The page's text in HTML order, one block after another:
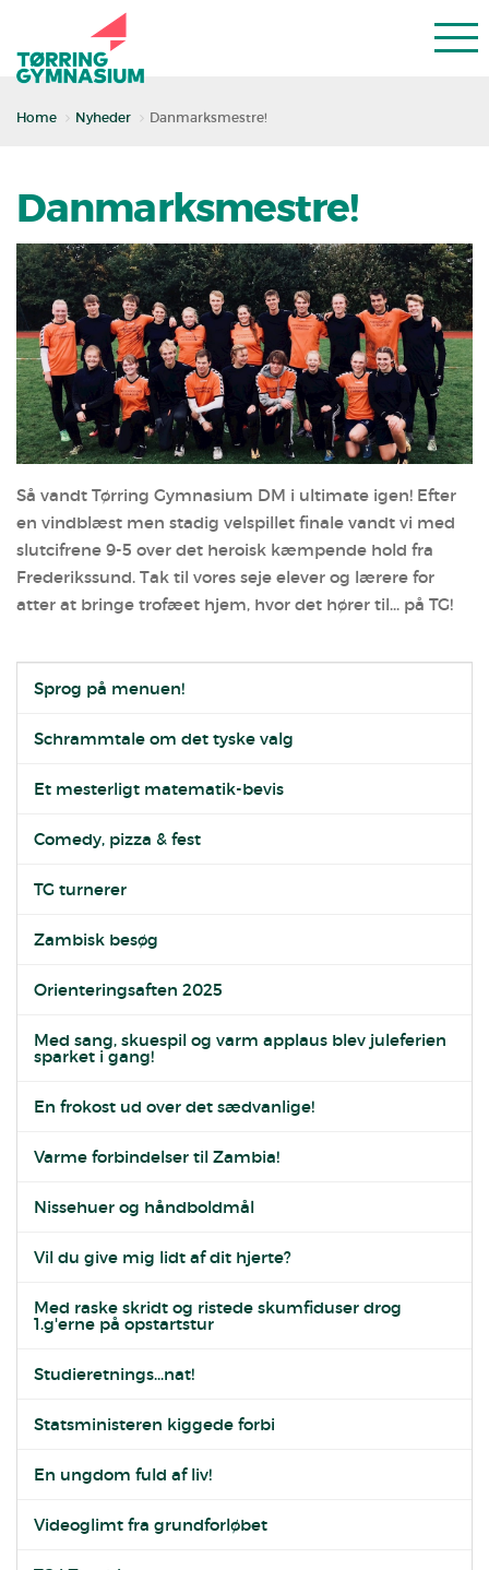
Home Nyheder Danmarksmestre!
Danmarksmestre!
Så vandt Tørring Gymnasium DM i ultimate igen! Efter
en vindblæst men stadig velspillet finale vandt vi med
slutcifrene 9-5 over det heroisk kæmpende hold fra
Frederikssund. Tak til vores seje elever og lærere for
atter at bringe trofæet hjem, hvor det hører til... på TG!
Sprog på menuen!
Schrammtale om det tyske valg
Et mesterligt matematik-bevis
Comedy, pizza & fest
TG turnerer
Zambisk besøg
Orienteringsaften 2025
Med sang, skuespil og varm applaus blev juleferien
sparket i gang!
En frokost ud over det sædvanlige!
Varme forbindelser til Zambia!
Nissehuer og håndboldmål
Vil du give mig lidt af dit hjerte?
Med raske skridt og ristede skumfiduser drog
1.g'erne på opstartstur
Studieretnings...nat!
Statsministeren kiggede forbi
En ungdom fuld af liv!
Videoglimt fra grundforløbet